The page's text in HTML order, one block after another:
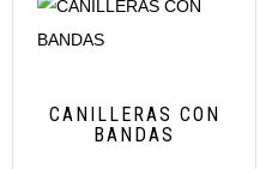
CANILLERAS CON
BANDAS